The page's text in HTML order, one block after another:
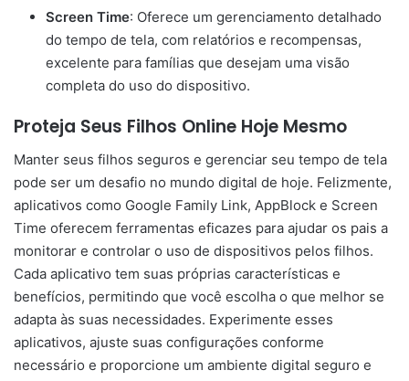
Screen Time: Oferece um gerenciamento detalhado
do tempo de tela, com relatórios e recompensas,
excelente para famílias que desejam uma visão
completa do uso do dispositivo.
Proteja Seus Filhos Online Hoje Mesmo
Manter seus filhos seguros e gerenciar seu tempo de tela
pode ser um desafio no mundo digital de hoje. Felizmente,
aplicativos como Google Family Link, AppBlock e Screen
Time oferecem ferramentas eficazes para ajudar os pais a
monitorar e controlar o uso de dispositivos pelos filhos.
Cada aplicativo tem suas próprias características e
benefícios, permitindo que você escolha o que melhor se
adapta às suas necessidades. Experimente esses
aplicativos, ajuste suas configurações conforme
necessário e proporcione um ambiente digital seguro e